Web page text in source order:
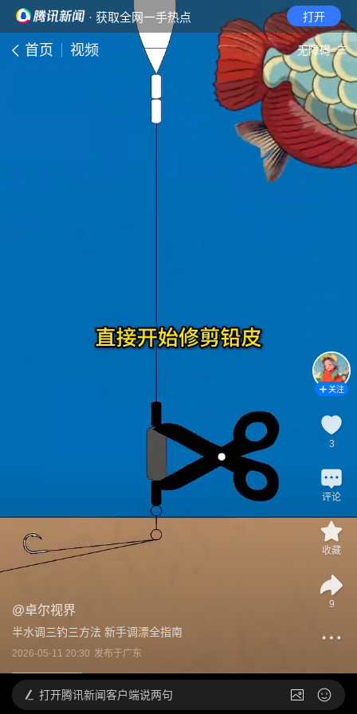
· 获取全网一手热点 打开
首页 视频 无障碍
@卓尔视界
半水调三钓三方法 新手调漂全指南
2026-05-11 20:30 发布于广东
关注
3
评论
收藏
9
打开腾讯新闻客户端说两句